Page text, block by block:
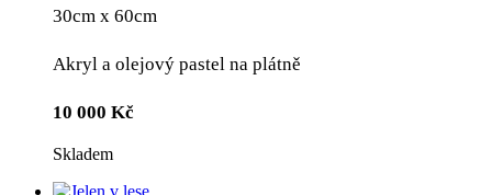
30cm x 60cm
Akryl a olejový pastel na plátně
10 000 Kč
Skladem